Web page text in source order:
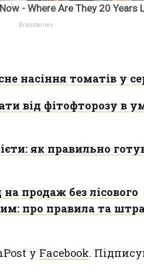
насіння томатів у
від фітофторозу в
як правильно
на продаж без лісового
про правила та
у Facebook.